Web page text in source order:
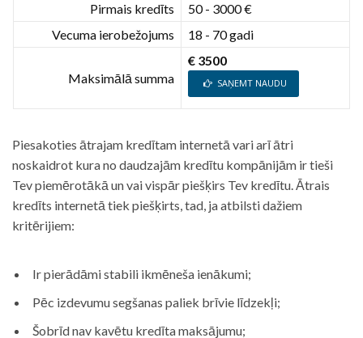
Pirmais kredīts
50 - 3000 €
Vecuma ierobežojums
18 - 70 gadi
Maksimālā summa
€ 3500
SAŅEMT NAUDU
Piesakoties ātrajam kredītam internetā vari arī ātri
noskaidrot kura no daudzajām kredītu kompānijām ir tieši
Tev piemērotākā un vai vispār piešķirs Tev kredītu. Ātrais
kredīts internetā tiek piešķirts, tad, ja atbilsti dažiem
kritērijiem:
Ir pierādāmi stabili ikmēneša ienākumi;
Pēc izdevumu segšanas paliek brīvie līdzekļi;
Šobrīd nav kavētu kredīta maksājumu;